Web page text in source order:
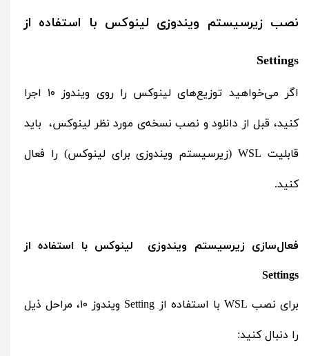
نصب زیرسیستم ویندوزی لینوکس با استفاده از
Settings
اگر می‌خواهید توزیع‌های لینوکس را روی ویندوز ۱۰ اجرا
کنید، قبل از دانلود و نصب نسخه‌ی مورد نظر لینوکس، باید
قابلیت WSL (زیرسیستم ویندوزی برای لینوکس) را فعال
کنید.
فعال‌سازی زیرسیستم ویندوزی لینوکس با استفاده از
Settings
برای نصب WSL با استفاده از Setting ویندوز ۱۰، مراحل ذیل
را دنبال کنید: